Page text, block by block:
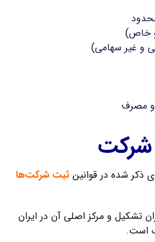
خاص)
و غیر سهامی)
و مصرف
شرکت
ذکر شده در قوانینثبت شرکت‌ها
تشکیل و مرکز اصلی آن در ایران
است.